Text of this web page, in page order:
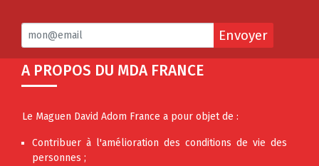
Envoyer
A PROPOS DU MDA FRANCE
Le Maguen David Adom France a pour objet de :
Contribuer à l'amélioration des conditions de vie des
personnes ;